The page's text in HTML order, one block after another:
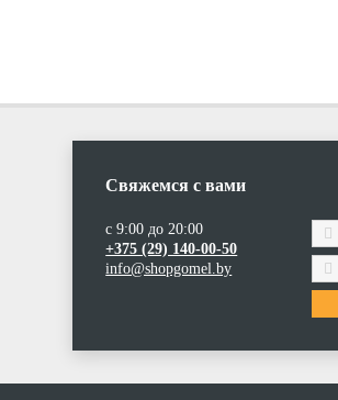
Свяжемся с вами
с 9:00 до 20:00
+375 (29) 140-00-50
info@shopgomel.by